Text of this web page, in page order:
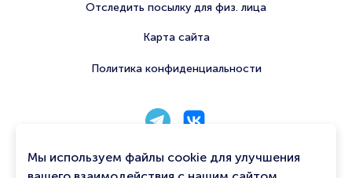
Отследить посылку для физ. лица
Карта сайта
Политика конфиденциальности
8 800 222 56 06
info@qtavia.com
Мы используем файлы cookie для улучшения